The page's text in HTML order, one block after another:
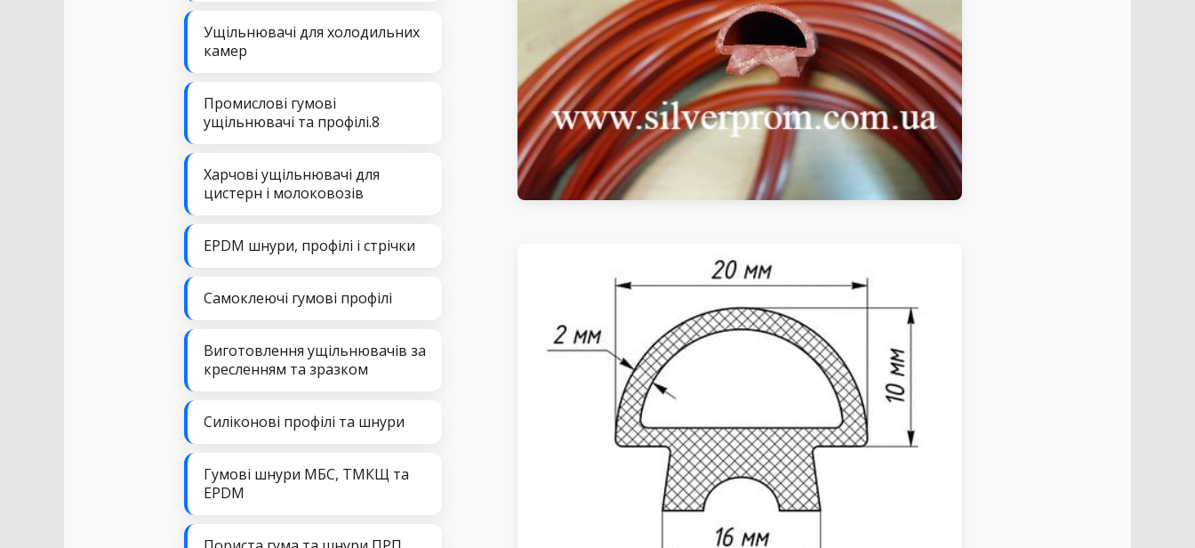
Ущільнювачі для холодильних
камер
Промислові гумові
ущільнювачі та профілі.8
Харчові ущільнювачі для
цистерн і молоковозів
EPDM шнури, профілі і стрічки
Самоклеючі гумові профілі
Виготовлення ущільнювачів за
кресленням та зразком
Силіконові профілі та шнури
Гумові шнури МБС, ТМКЩ та
EPDM